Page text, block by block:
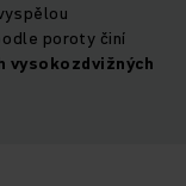
poroty činí
vysokozdvižných